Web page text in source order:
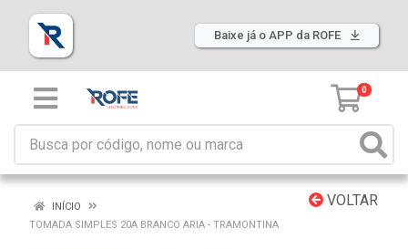
Baixe já o APP da ROFE
0
VOLTAR
INÍCIO
TOMADA SIMPLES 20A BRANCO ARIA - TRAMONTINA